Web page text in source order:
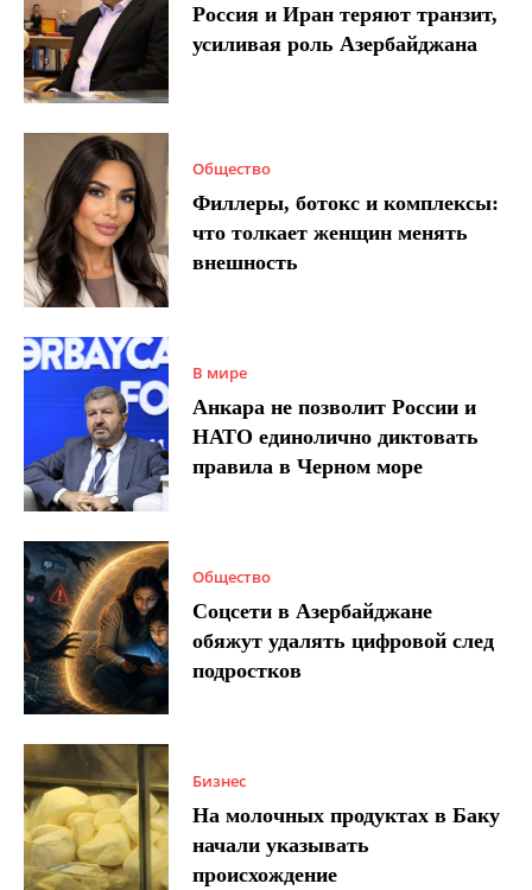
Россия и Иран теряют транзит,
усиливая роль Азербайджана
Общество
Филлеры, ботокс и комплексы:
что толкает женщин менять
внешность
В мире
Анкара не позволит России и
НАТО единолично диктовать
правила в Черном море
Общество
Соцсети в Азербайджане
обяжут удалять цифровой след
подростков
Бизнес
На молочных продуктах в Баку
начали указывать
происхождение